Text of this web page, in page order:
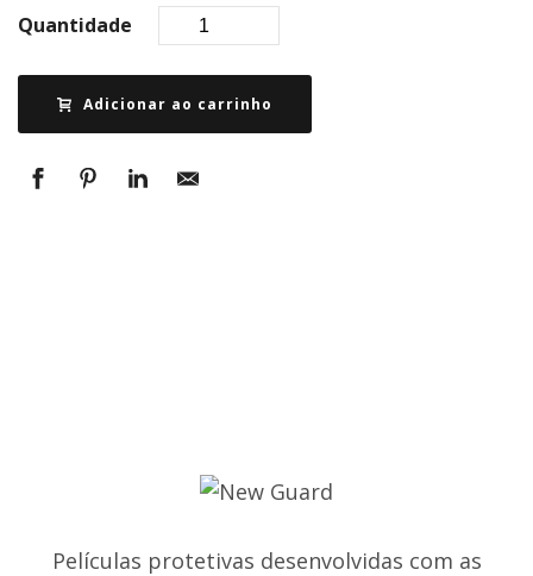
Quantidade
Adicionar ao carrinho
Películas protetivas desenvolvidas com as